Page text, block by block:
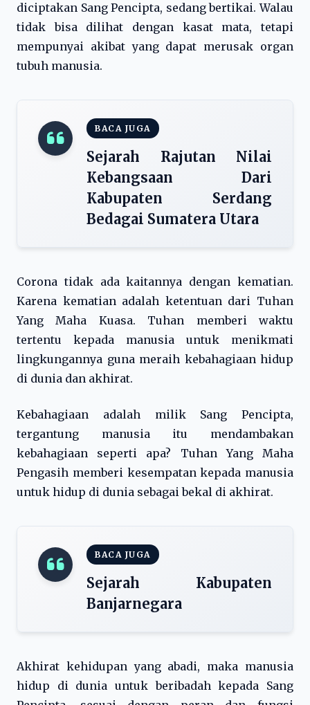
diciptakan Sang Pencipta, sedang bertikai. Walau
tidak bisa dilihat dengan kasat mata, tetapi
mempunyai akibat yang dapat merusak organ
tubuh manusia.
BACA JUGA
Sejarah Rajutan Nilai
Kebangsaan Dari
Kabupaten Serdang
Bedagai Sumatera Utara
Corona tidak ada kaitannya dengan kematian.
Karena kematian adalah ketentuan dari Tuhan
Yang Maha Kuasa. Tuhan memberi waktu
tertentu kepada manusia untuk menikmati
lingkungannya guna meraih kebahagiaan hidup
di dunia dan akhirat.
Kebahagiaan adalah milik Sang Pencipta,
tergantung manusia itu mendambakan
kebahagiaan seperti apa? Tuhan Yang Maha
Pengasih memberi kesempatan kepada manusia
untuk hidup di dunia sebagai bekal di akhirat.
BACA JUGA
Sejarah Kabupaten
Banjarnegara
Akhirat kehidupan yang abadi, maka manusia
hidup di dunia untuk beribadah kepada Sang